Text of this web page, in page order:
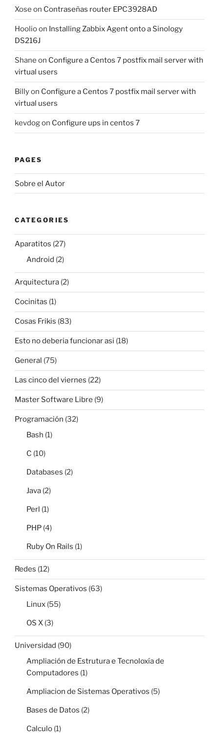
Xose on Contraseñas router EPC3928AD
Hoolioon Installing Zabbix Agent onto a Sinology
DS216J
Shane on Configure a Centos 7 postfix mail server with
virtual users
Billyon Configure a Centos 7 postfix mail server with
virtual users
kevdogon Configure ups in centos 7
PAGES
Sobre el Autor
CATEGORIES
Aparatitos (27)
Android (2)
Arquitectura (2)
Cocinitas (1)
Cosas Frikis (83)
Esto no deberia funcionar asi (18)
General (75)
Las cinco del viernes (22)
Master Software Libre (9)
Programación (32)
Bash (1)
C (10)
Databases (2)
Java (2)
Perl (1)
PHP (4)
Ruby On Rails (1)
Redes (12)
Sistemas Operativos (63)
Linux (55)
OS X (3)
Universidad (90)
Ampliación de Estrutura e Tecnoloxía de
Computadores (1)
Ampliacion de Sistemas Operativos (5)
Bases de Datos (2)
Calculo (1)